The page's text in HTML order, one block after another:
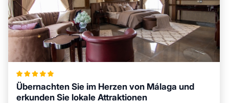
Übernachten Sie im Herzen von Málaga und
erkunden Sie lokale Attraktionen